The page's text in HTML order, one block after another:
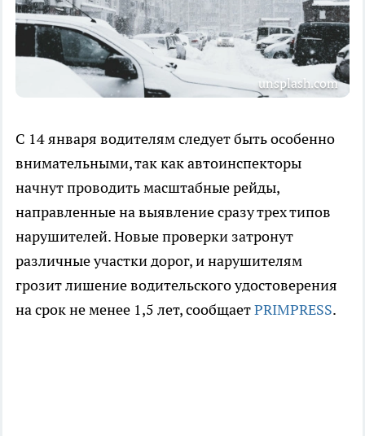
unsplash.com
С 14 января водителям следует быть особенно
внимательными, так как автоинспекторы
начнут проводить масштабные рейды,
направленные на выявление сразу трех типов
нарушителей. Новые проверки затронут
различные участки дорог, и нарушителям
грозит лишение водительского удостоверения
на срок не менее 1,5 лет, сообщаетPRIMPRESS.